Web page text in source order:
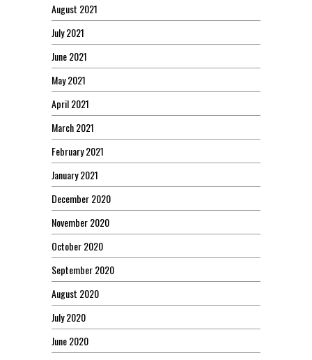
August 2021
July 2021
June 2021
May 2021
April 2021
March 2021
February 2021
January 2021
December 2020
November 2020
October 2020
September 2020
August 2020
July 2020
June 2020